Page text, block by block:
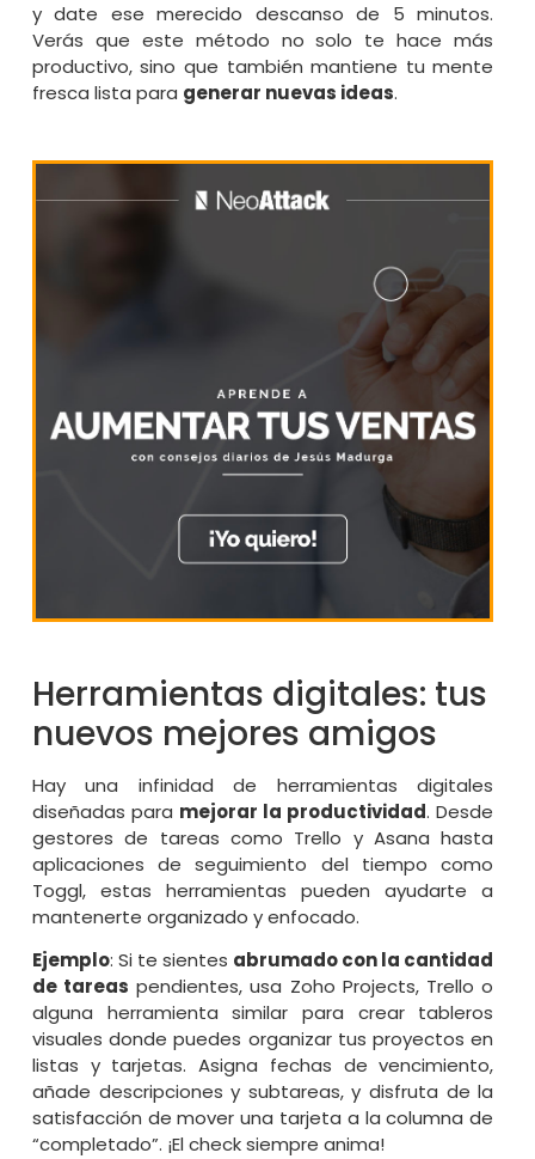
y date ese merecido descanso de 5 minutos.
Verás que este método no solo te hace más
productivo, sino que también mantiene tu mente
fresca lista para generar nuevas ideas.
Herramientas digitales: tus
nuevos mejores amigos
Hay una infinidad de herramientas digitales
diseñadas para mejorar la productividad. Desde
gestores de tareas como Trello y Asana hasta
aplicaciones de seguimiento del tiempo como
Toggl, estas herramientas pueden ayudarte a
mantenerte organizado y enfocado.
Ejemplo: Si te sientes abrumado con la cantidad
de tareas pendientes, usa Zoho Projects, Trello o
alguna herramienta similar para crear tableros
visuales donde puedes organizar tus proyectos en
listas y tarjetas. Asigna fechas de vencimiento,
añade descripciones y subtareas, y disfruta de la
satisfacción de mover una tarjeta a la columna de
“completado”. ¡El check siempre anima!